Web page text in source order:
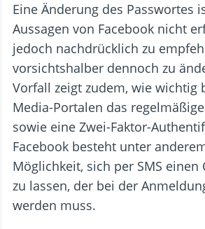
Eine Änderung des Passwortes
Aussagen von Facebook nicht
jedoch nachdrücklich zu
vorsichtshalber dennoch zu
Vorfall zeigt zudem, wie wichtig
Media-Portalen das
sowie eine Zwei-Faktor-
Facebook besteht unter
Möglichkeit, sich per SMS einen
zu lassen, der bei der
werden muss.